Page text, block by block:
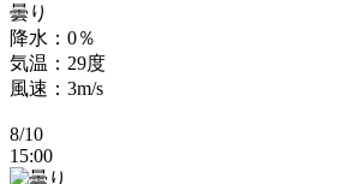
曇り
降水：0％
気温：29度
風速：3m/s
8/10
15:00